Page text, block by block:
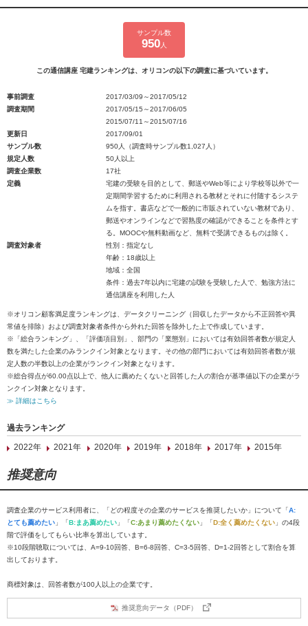
サンプル数
950人
この通信講座 宅建ランキングは、オリコンの以下の調査に基づいています。
事前調査
2017/03/09～2017/05/12
調査期間
2017/05/15～2017/06/05
2015/07/11～2015/07/16
更新日
2017/09/01
サンプル数
950人（調査時サンプル数1,027人）
規定人数
50人以上
調査企業数
17社
定義
宅建の受験を目的として、郵送やWeb等により学校等以外で一
定期間学習するために利用される教材とそれに付随するシステ
ムを指す。書店などで一般的に市販されていない教材であり、
郵送やオンラインなどで習熟度の確認ができることを条件とす
る。MOOCや無料動画など、無料で受講できるものは除く。
調査対象者
性別：指定なし
年齢：18歳以上
地域：全国
条件：過去7年以内に宅建の試験を受験した人で、勉強方法に
通信講座を利用した人
※オリコン顧客満足度ランキングは、データクリーニング（回収したデータから不正回答や異
常値を排除）および調査対象者条件から外れた回答を除外した上で作成しています。
※「総合ランキング」、「評価項目別」、部門の「業態別」においては有効回答者数が規定人
数を満たした企業のみランクイン対象となります。その他の部門においては有効回答者数が規
定人数の半数以上の企業がランクイン対象となります。
※総合得点が60.00点以上で、他人に薦めたくないと回答した人の割合が基準値以下の企業がラ
ンクイン対象となります。
≫ 詳細はこちら
過去ランキング
2022年
2021年 2020年 2019年 2018年 2017年 2015年
推奨意向
調査企業のサービス利用者に、「どの程度その企業のサービスを推奨したいか」について「A:
とても薦めたい 」「B:まあ薦めたい 」「C:あまり薦めたくない 」「D:全く薦めたくない 」の4段
階で評価をしてもらい比率を算出しています。
※10段階聴取については、A=9-10回答、B=6-8回答、C=3-5回答、D=1-2回答として割合を算
出しております。
商標対象は、回答者数が100人以上の企業です。
推奨意向データ（PDF）